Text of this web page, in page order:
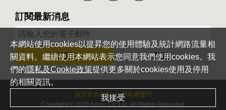
訂閱最新消息
訂閱 取消
資訊安全政策
隱私權聲明
Copyright © 2026 Azion Co.,Ltd. All Rights Reserved.
本網站使用cookies以提昇您的使用體驗及統計網路流量相
關資料。繼續使用本網站表示您同意我們使用cookies。我
們的隱私及Cookie政策提供更多關於cookies使用及停用
的相關資訊。
我接受